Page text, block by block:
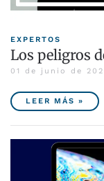
EXPERTOS
Los peligros
01 de junio de
LEER MÁS »